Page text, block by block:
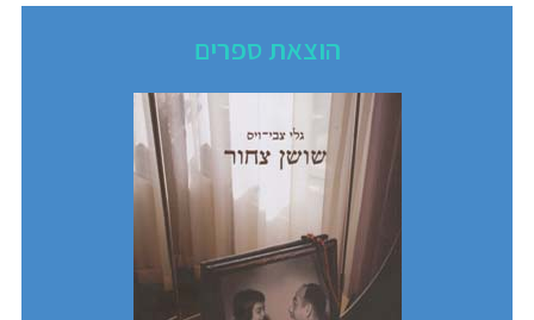
הוצאת ספרים